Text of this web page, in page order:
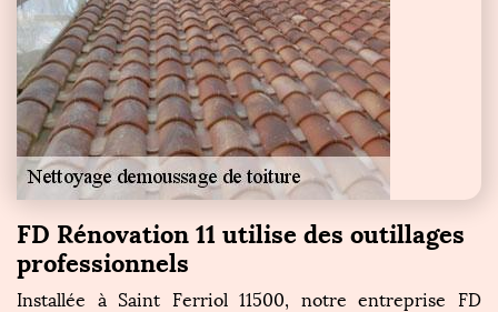
FD Rénovation 11 utilise des outillages
professionnels
Installée à Saint Ferriol 11500, notre entreprise FD